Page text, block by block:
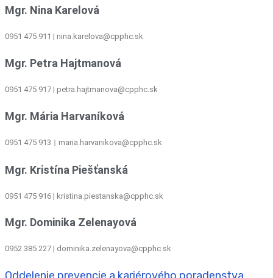
Mgr. Nina Karelová
0951 475 911 | nina.karelova@cpphc.sk
Mgr. Petra Hajtmanová
0951 475 917 | petra.hajtmanova@cpphc.sk
Mgr. Mária Harvaníková
0951 475 913 maria.harvanikova@cpphc.sk
Mgr. Kristína Piešťanská
0951 475 916 | kristina.piestanska@cpphc.sk
Mgr. Dominika Zelenayová
0952 385 227 | dominika.zelenayova@cpphc.sk